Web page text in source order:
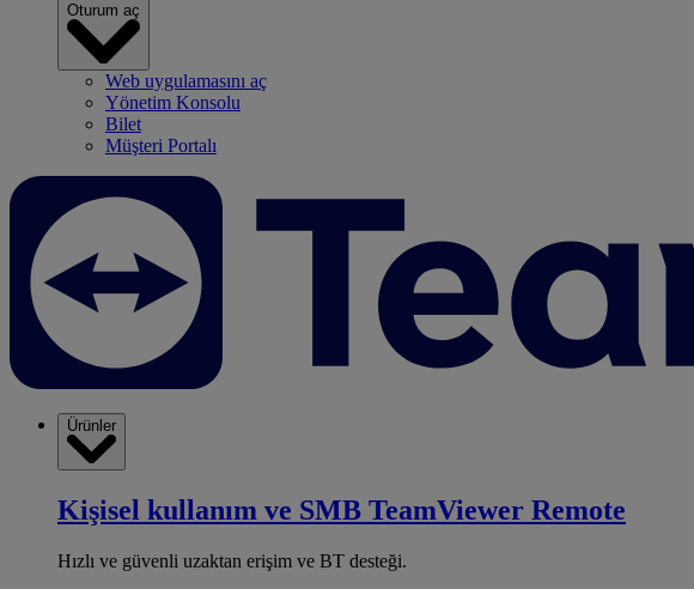
Oturum aç
Web uygulamasını aç
Yönetim Konsolu
Bilet
Müşteri Portalı
Ürünler
Kişisel kullanım ve SMB TeamViewer Remote
Hızlı ve güvenli uzaktan erişim ve BT desteği.